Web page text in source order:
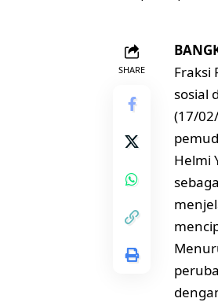
SHARE
Fraksi
sosial
(17/
Helmi